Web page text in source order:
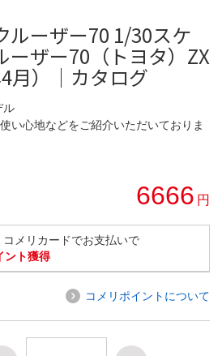
ルーザー70 1/30スケ
ーザー70（トヨタ）ZX
月）｜カタログ
ル
い心地などをご紹介いただいておりま
6666 円
メリカードでお支払いで
ント獲得
コメリポイントについて